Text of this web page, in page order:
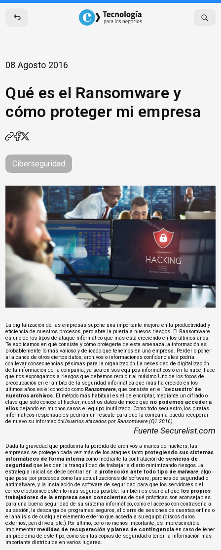
Skip
content
08 Agosto 2016
Qué es el Ransomware y
cómo proteger mi empresa
Ciberseguridad
La digitalización de las empresas supone una importante mejora en la productividad y
eficiencia de nuestros procesos, pero abre la puerta a nuevos riesgos. El Ransomware
es uno de los tipos de ataque informático que más está creciendo en los últimos años.
Te explicamos en qué consiste y cómo protegerte de esta amenazaLa información es
probablemente lo más valioso y delicado que tenemos en una empresa. Perder o poner
al alcance de otros ciertos datos, archivos o informaciones confidenciales podría
conllevar consecuencias pésimas para la organización.La necesidad de digitalización
de la información de la compañía, ya sea en sus equipos informáticos o en la nube, hace
que nos expongamos a riesgos que debemos reducir al máximo.Uno de los focos de
preocupación en el ámbito de la seguridad informática que más ha crecido en los
últimos años es el conocido comoRansomware, que consiste en el ‘secuestro’ de
nuestros archivos. El método más habitual es el de encriptar, mediante un cifrado o
clave que solo conoce el hacker, nuestros datos de modo que no podemos acceder a
ellos dejando en muchos casos el equipo inutilizado. Como todo secuestro, los piratas
informáticos responsables pedirán un rescate para que la compañía pueda recuperar
de nuevo su informaciónUsuarios atacados por Ransomware (Q1 2016)
Fuente Securelist.com
Dada la gravedad que produciría la pérdida de archivos a manos de hackers, las
empresas se protegen cada vez más de los ataques tanto protegiendo sus sistemas
informáticos de forma interna como mediante la contratación de servicios de
seguridad que les den la tranquilidad de trabajar a diario minimizando riesgos.La
estrategia inicial se debe centrar en la protección ante todo tipo demalware, algo
que pasa por procesos como las actualizaciones de software, parches de seguridad o
antimalware, y la instalación de software de seguridad para que los servidores o el
correo electrónico estén lo más seguros posible.También es esencial que
los propios
trabajadores de la empresa sean conscientes de qué prácticas son aconsejables
para una buena seguridad de su sistema informático, como el acceso con contraseña a
su sesión, la descarga de programas seguros, el cierre de sesiones de cuentas online o
el análisis de cualquier elemento externo que acceda a su equipo (discos duros
externos, pen-drives, etc.).Por último, pero no menos importante, es imprescindible
implementar medidas de recuperación y planes de contingencia en caso de tener
un problema de este tipo, como son las copias de seguridad o tener la información más
importante distribuida en varios lugares.